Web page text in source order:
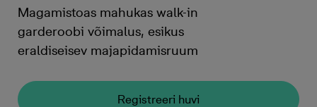
Magamistoas mahukas walk-in
garderoobi võimalus, esikus
eraldiseisev majapidamisruum
Registreeri huvi